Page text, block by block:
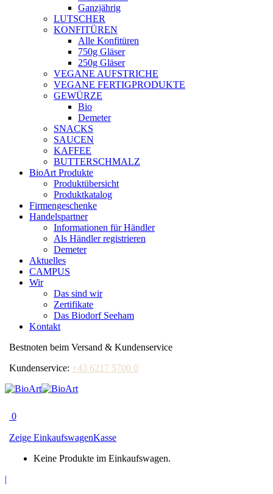
Ganzjährig
LUTSCHER
KONFITÜREN
Alle Konfitüren
750g Gläser
250g Gläser
VEGANE AUFSTRICHE
VEGANE FERTIGPRODUKTE
GEWÜRZE
Bio
Demeter
SNACKS
SAUCEN
KAFFEE
BUTTERSCHMALZ
BioArt Produkte
Produktübersicht
Produktkatalog
Firmengeschenke
Handelspartner
Informationen für Händler
Als Händler registrieren
Demeter
Aktuelles
CAMPUS
Wir
Das sind wir
Zertifikate
Das Biodorf Seeham
Kontakt
Bestnoten beim Versand & Kundenservice
Kundenservice: +43 6217 5700 0
0
Zeige EinkaufswagenKasse
Keine Produkte im Einkaufswagen.
|